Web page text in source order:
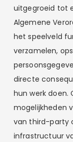
uitgegroeid tot
Algemene
het speelveld
verzamelen,
directe
hun werk doen.
mogelijkheden
van third-party
infrastructuur